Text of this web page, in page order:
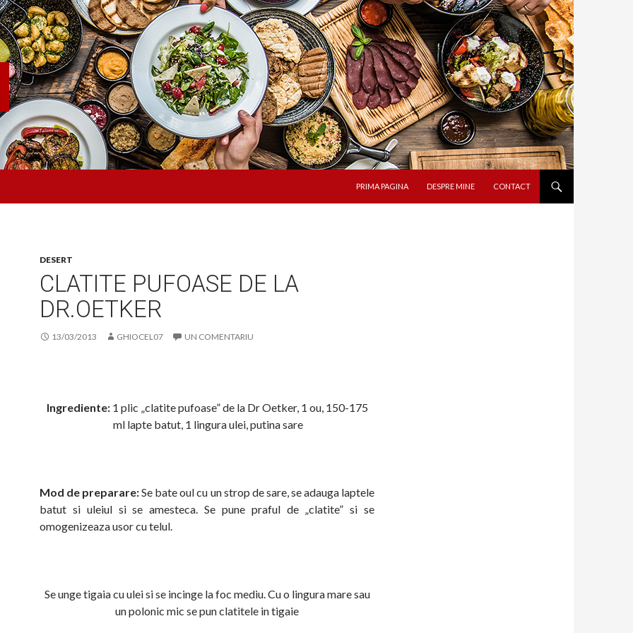
PRIMA PAGINA
DESPRE MINE CONTACT
DESERT
CLATITE PUFOASE DE LA
DR.OETKER
13/03/2013 GHIOCEL07 UN COMENTARIU
Ingrediente:1 plic „clatite pufoase” de la Dr Oetker, 1 ou, 150-175
ml lapte batut, 1 lingura ulei, putina sare
Mod de preparare:Se bate oul cu un strop de sare, se adauga laptele
batut si uleiul si se amesteca. Se pune praful de „clatite” si se
omogenizeaza usor cu telul.
Se unge tigaia cu ulei si se incinge la foc mediu. Cu o lingura mare sau
un polonic mic se pun clatitele in tigaie